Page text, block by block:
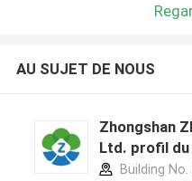
AU SUJET DE NOUS
Zhongshan
Ltd. profil
Building